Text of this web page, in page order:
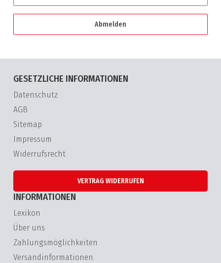
Abmelden
GESETZLICHE INFORMATIONEN
Datenschutz
AGB
Sitemap
Impressum
Widerrufsrecht
VERTRAG WIDERRUFEN
INFORMATIONEN
Lexikon
Über uns
Zahlungsmöglichkeiten
Versandinformationen